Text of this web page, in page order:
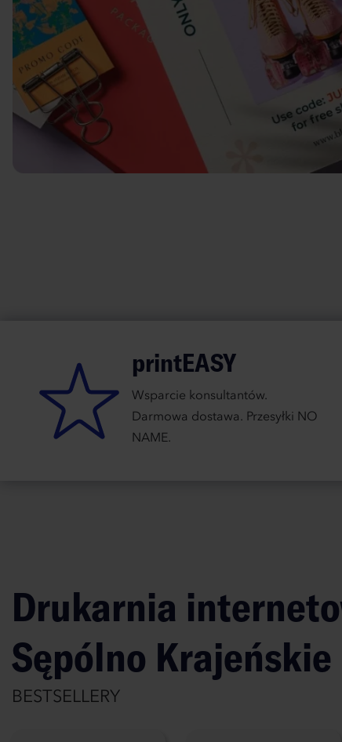
printEASY
Wsparcie konsultantów.
Darmowa dostawa. Przesyłki NO
NAME.
Drukarnia
Sępólno Krajeńskie
BESTSELLERY